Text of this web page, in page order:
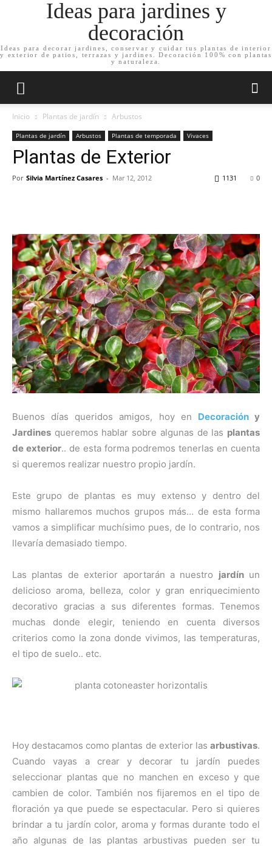
Ideas para jardines y
decoración
Ideas para decorar jardines, conservar y cuidar tus plantas de interior
y exterior de patios, terrazas y jardines. Decoración 100% con plantas
y naturaleza.
Inicio Plantas de jardín Arbustos
Plantas de jardín Arbustos Plantas de temporada Vivaces
Plantas de Exterior
Por Silvia Martínez Casares - Mar 12, 2012 0
1131
Buenos días queridos amigos, hoy en Decoracióny
Jardines queremos hablar sobre algunas de las plantas
de exterior.. de esta forma podremos tenerlas en cuenta
si queremos realizar nuestro propio jardín.
Este grupo de plantas es muy extenso y dentro del
mismo hallaremos muchos grupos más… de esta forma
vamos a simplificar muchísimo pues, de lo contrario, nos
llevaría demasiado tiempo.
Las plantas de exterior aportarán a nuestro jardínun
delicioso aroma, belleza, color y gran enriquecimiento
decorativo gracias a sus diferentes formas. Tenemos
muchas donde elegir, teniendo en cuenta diversos
criterios como la zona donde vivimos, las temperaturas,
el tipo de suelo.. etc.
Hoy destacamos como plantas de exterior las arbustivas.
Cuando vayas a crear y decorar tu jardín puedes
seleccionar plantas que no manchen en exceso y que
cambien de color. También nos fijaremos en el tipo de
floración ya que puede se espectacular. Pero si quieres
brindar a tu jardín color, aroma y formas durante todo el
año algunas de las plantas arbustivas pueden ser tu